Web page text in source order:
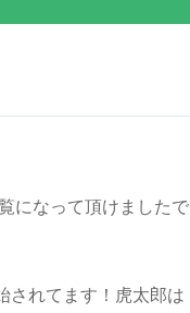
になって頂けましたで
されてます！虎太郎は